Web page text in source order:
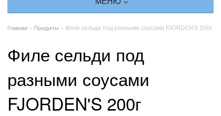
Главная » Продукты » Филе сельди под разными соусами FJORDEN'S 200г
Филе сельди под
разными соусами
FJORDEN'S 200г